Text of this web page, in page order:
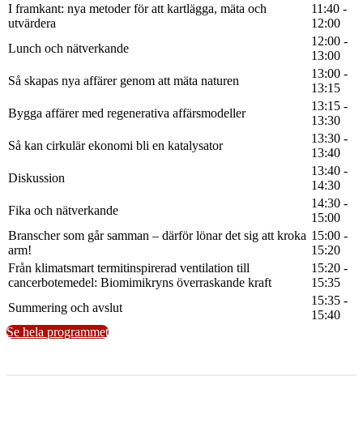
I framkant: nya metoder för att kartlägga, mäta och
utvärdera
11:40 -
12:00
Lunch och nätverkande
12:00 -
13:00
Så skapas nya affärer genom att mäta naturen
13:00 -
13:15
Bygga affärer med regenerativa affärsmodeller
13:15 -
13:30
Så kan cirkulär ekonomi bli en katalysator
13:30 -
13:40
Diskussion
13:40 -
14:30
Fika och nätverkande
14:30 -
15:00
Branscher som går samman – därför lönar det sig att kroka
arm!
15:00 -
15:20
Från klimatsmart termitinspirerad ventilation till
cancerbotemedel: Biomimikryns överraskande kraft
15:20 -
15:35
Summering och avslut
15:35 -
15:40
Se hela programmet